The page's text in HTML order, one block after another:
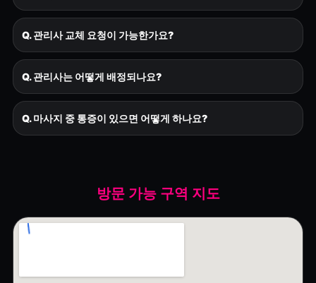
Q. 관리사 교체 요청이 가능한가요?
Q. 관리사는 어떻게 배정되나요?
Q. 마사지 중 통증이 있으면 어떻게 하나요?
방문 가능 구역 지도